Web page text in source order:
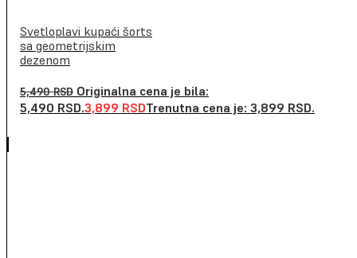
Svetloplavi kupaći šorts
sa geometrijskim
dezenom
5,490RSD Originalna cena je bila:
5,490 RSD.3,899 RSDTrenutna cena je: 3,899 RSD.